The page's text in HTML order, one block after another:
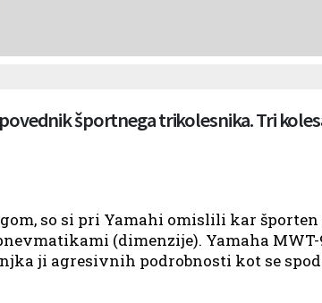
športnega trikolesnika. Tri
so si pri Yamahi omislili kar
(dimenzije). Yamaha MWT-
ji agresivnih podrobnosti kot se